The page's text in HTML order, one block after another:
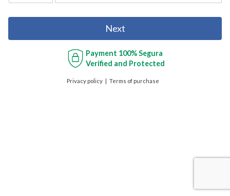
Next
Payment 100% Segura
Verified and Protected
Privacy policy Terms of purchase